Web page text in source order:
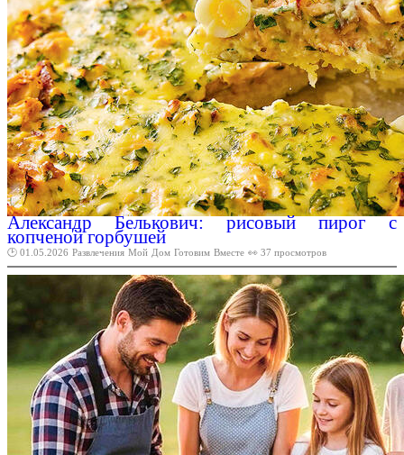
Александр Белькович: рисовый пирог с
копченой горбушей
🕑 01.05.2026 Развлечения Мой Дом Готовим Вместе 👀 37 просмотров